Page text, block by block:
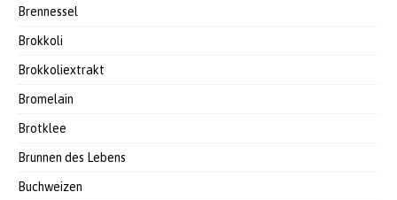
Brennessel
Brokkoli
Brokkoliextrakt
Bromelain
Brotklee
Brunnen des Lebens
Buchweizen